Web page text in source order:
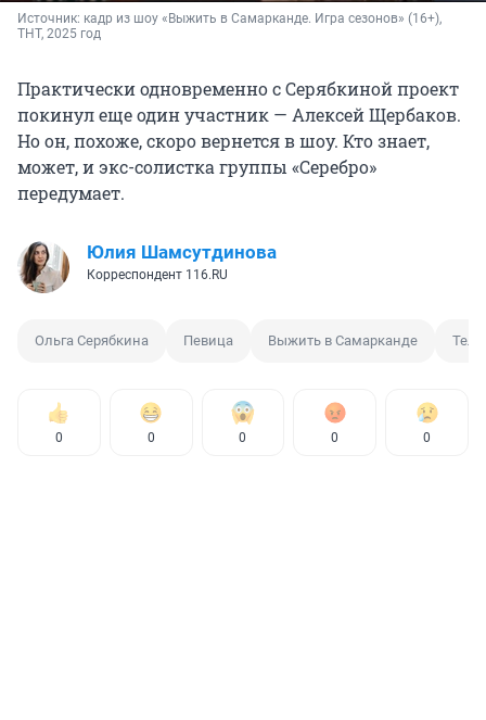
Источник: кадр из шоу «Выжить в Самарканде. Игра сезонов» (16+),
ТНТ, 2025 год
Практически одновременно с Серябкиной проект
покинул еще один участник — Алексей Щербаков.
Но он, похоже, скоро вернется в шоу. Кто знает,
может, и экс-солистка группы «Серебро»
передумает.
Юлия Шамсутдинова
Корреспондент 116.RU
Ольга Серябкина Певица Выжить в Самарканде
0 0 0 0 0